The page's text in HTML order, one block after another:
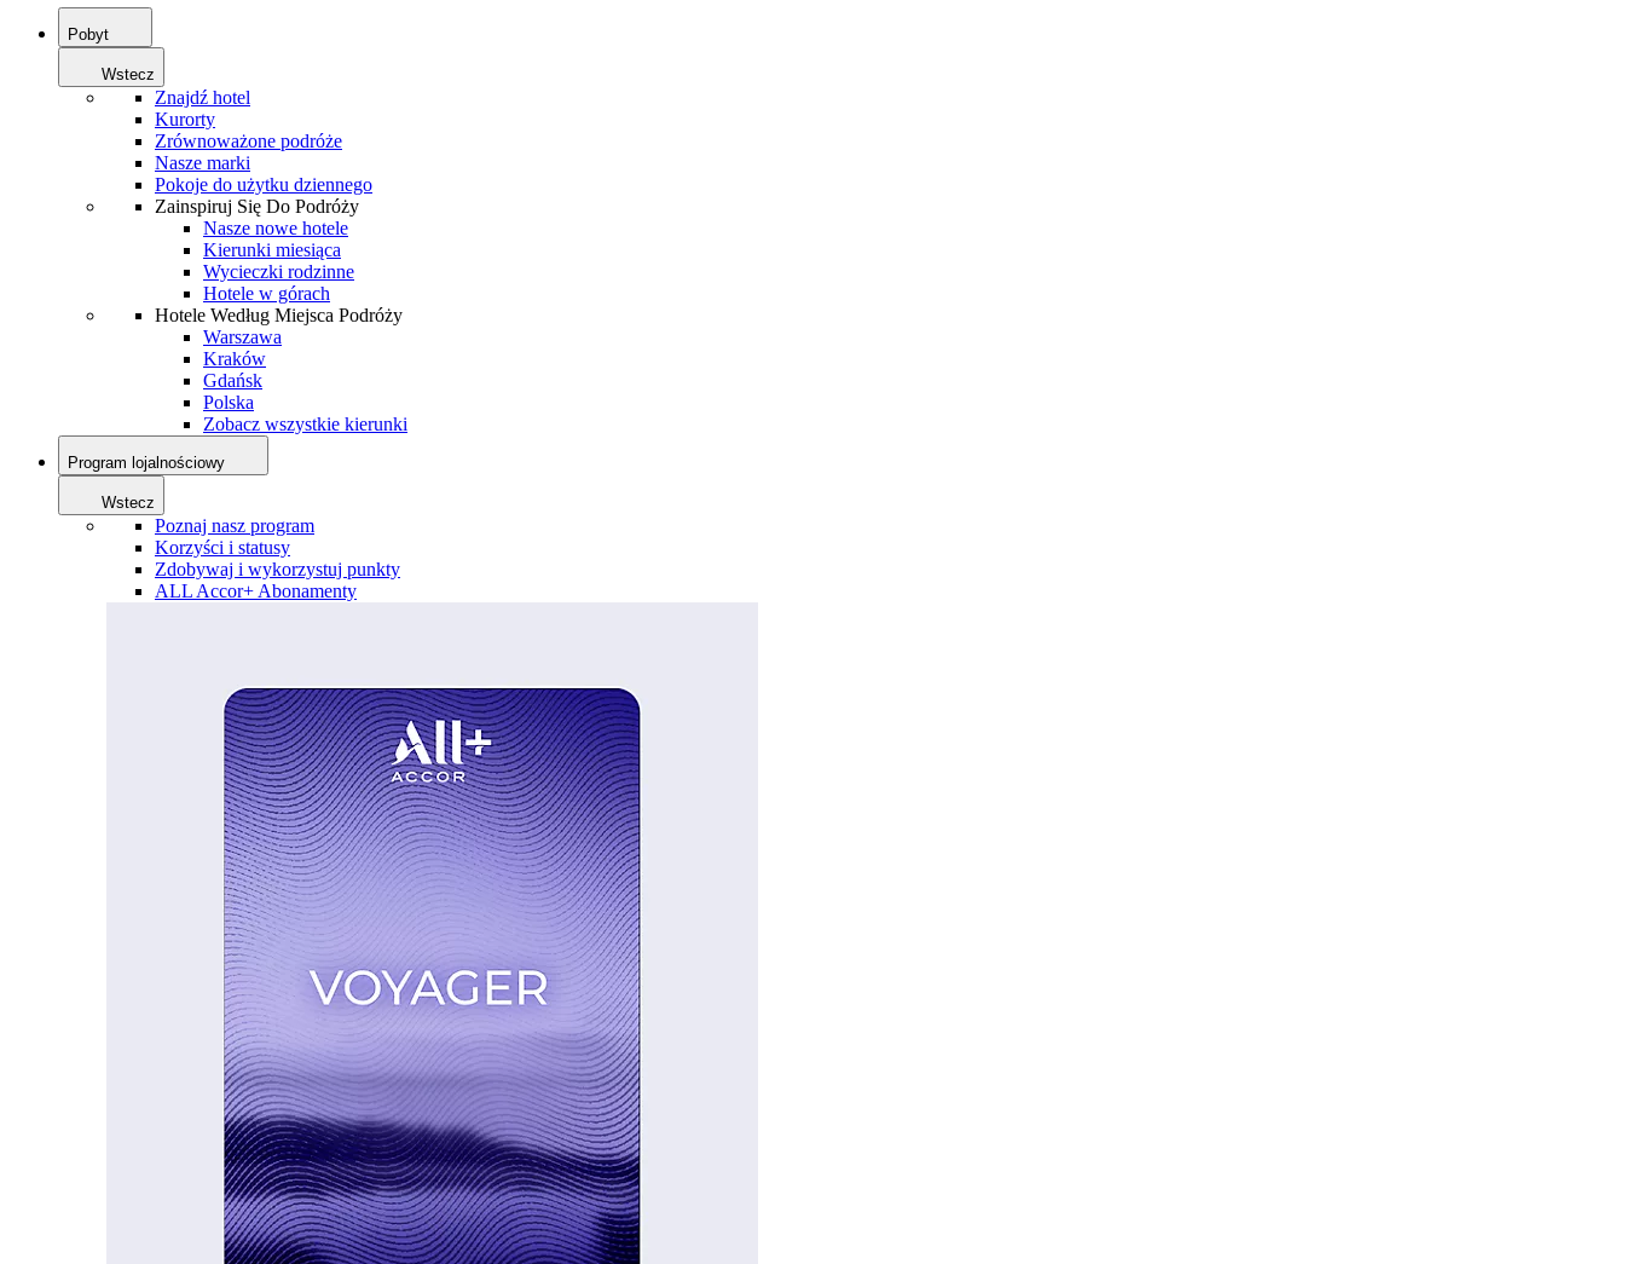
Pobyt
Wstecz
Znajdź hotel
Kurorty
Zrównoważone podróże
Nasze marki
Pokoje do użytku dziennego
Zainspiruj Się Do Podróży
Nasze nowe hotele
Kierunki miesiąca
Wycieczki rodzinne
Hotele w górach
Hotele Według Miejsca Podróży
Warszawa
Kraków
Gdańsk
Polska
Zobacz wszystkie kierunki
Program lojalnościowy
Wstecz
Poznaj nasz program
Korzyści i statusy
Zdobywaj i wykorzystuj punkty
ALL Accor+ Abonamenty